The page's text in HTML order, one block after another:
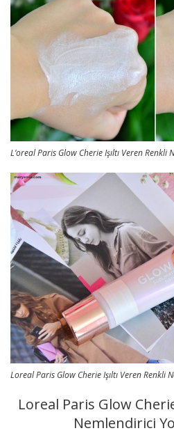
L’oreal Paris Glow Cherie Işıltı Veren Renkli
Loreal Paris Glow Cherie Işıltı Veren Renkli
Loreal Paris Glow
Nemlendirici